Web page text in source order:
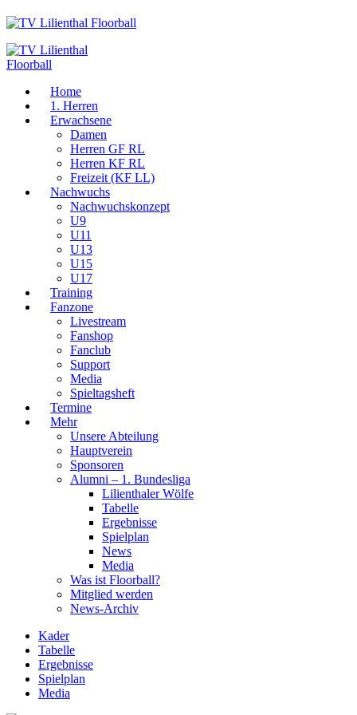
Home
1. Herren
Erwachsene
Damen
Herren GF RL
Herren KF RL
Freizeit (KF LL)
Nachwuchs
Nachwuchskonzept
U9
U11
U13
U15
U17
Training
Fanzone
Livestream
Fanshop
Fanclub
Support
Media
Spieltagsheft
Termine
Mehr
Unsere Abteilung
Hauptverein
Sponsoren
Alumni – 1. Bundesliga
Lilienthaler Wölfe
Tabelle
Ergebnisse
Spielplan
News
Media
Was ist Floorball?
Mitglied werden
News-Archiv
Kader
Tabelle
Ergebnisse
Spielplan
Media